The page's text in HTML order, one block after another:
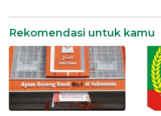
Rekomendasi untuk kamu